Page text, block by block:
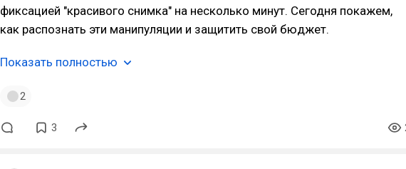
фиксацией "красивого снимка" на несколько минут. Сегодня покажем,
как распознать эти манипуляции и защитить свой бюджет.
Показать полностью
2
3